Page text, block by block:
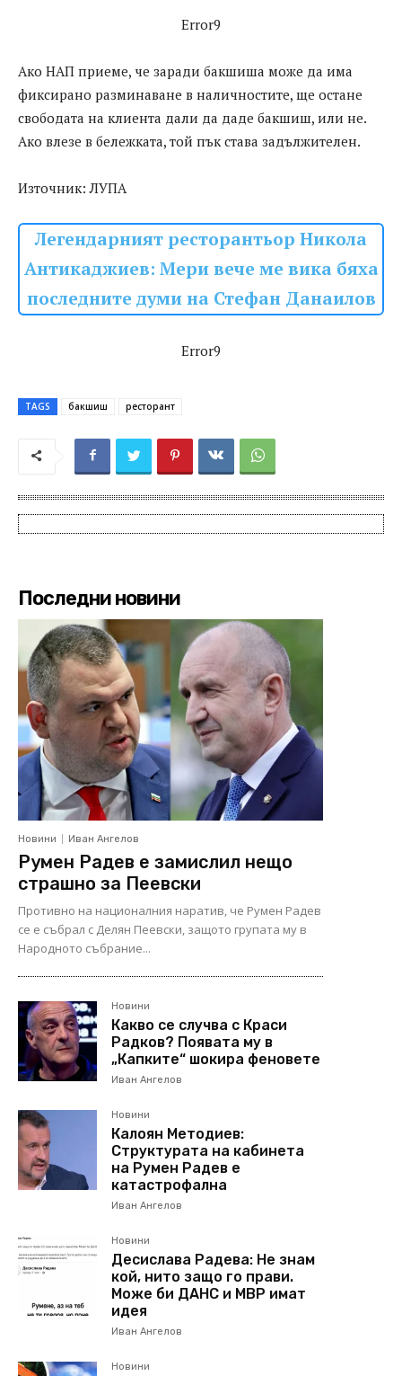
Error9
Ако НАП приеме, че заради бакшиша може да има
фиксирано разминаване в наличностите, ще остане
свободата на клиента дали да даде бакшиш, или не.
Ако влезе в бележката, той пък става задължителен.
Източник: ЛУПА
Легендарният ресторантьор Никола
Антикаджиев: Мери вече ме вика бяха
последните думи на Стефан Данаилов
Error9
TAGS бакшиш ресторант
Последни новини
Новини Иван Ангелов
Румен Радев е замислил нещо
страшно за Пеевски
Противно на националния наратив, че Румен Радев
се е събрал с Делян Пеевски, защото групата му в
Народното събрание...
Новини
Какво се случва с Краси
Радков? Появата му в
„Капките“ шокира феновете
Иван Ангелов
Новини
Калоян Методиев:
Структурата на кабинета
на Румен Радев е
катастрофална
Иван Ангелов
Новини
Десислава Радева: Не знам
кой, нито защо го прави.
Може би ДАНС и МВР имат
идея
Иван Ангелов
Новини